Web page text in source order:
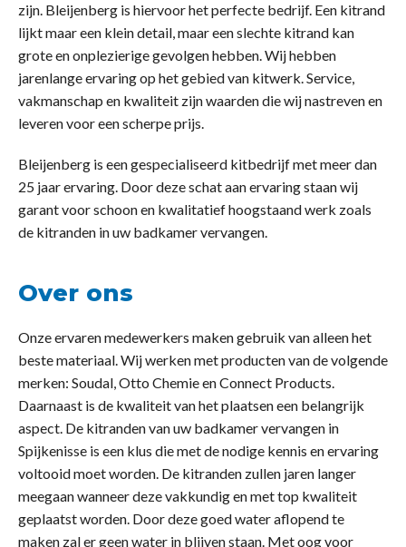
zijn. Bleijenberg is hiervoor het perfecte bedrijf. Een kitrand
lijkt maar een klein detail, maar een slechte kitrand kan
grote en onplezierige gevolgen hebben. Wij hebben
jarenlange ervaring op het gebied van kitwerk. Service,
vakmanschap en kwaliteit zijn waarden die wij nastreven en
leveren voor een scherpe prijs.
Bleijenberg is een gespecialiseerd kitbedrijf met meer dan
25 jaar ervaring. Door deze schat aan ervaring staan wij
garant voor schoon en kwalitatief hoogstaand werk zoals
de kitranden in uw badkamer vervangen.
Over ons
Onze ervaren medewerkers maken gebruik van alleen het
beste materiaal. Wij werken met producten van de volgende
merken: Soudal, Otto Chemie en Connect Products.
Daarnaast is de kwaliteit van het plaatsen een belangrijk
aspect. De kitranden van uw badkamer vervangen in
Spijkenisse is een klus die met de nodige kennis en ervaring
voltooid moet worden. De kitranden zullen jaren langer
meegaan wanneer deze vakkundig en met top kwaliteit
geplaatst worden. Door deze goed water aflopend te
maken zal er geen water in blijven staan. Met oog voor